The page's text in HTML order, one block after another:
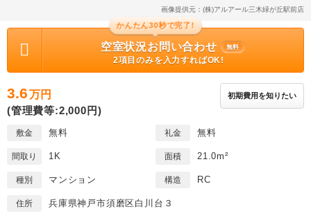
画像提供元：(株)アルアール三木緑が丘駅前店
かんたん30秒で完了!
空室状況お問い合わせ 無料
2項目のみを入力すればOK!
3.6万円
(管理費等:2,000円)
初期費用を知りたい
敷金 無料 礼金 無料
間取り 1K 面積 21.0m²
種別 マンション 構造 RC
住所 兵庫県神戸市須磨区白川台３